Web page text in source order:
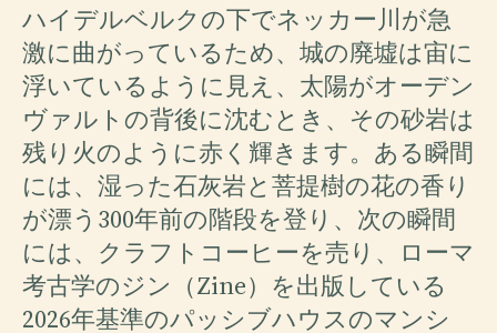
ハイデルベルクの下でネッカー川が急
激に曲がっているため、城の廃墟は宙に
浮いているように見え、太陽がオーデン
ヴァルトの背後に沈むとき、その砂岩は
残り火のように赤く輝きます。ある瞬間
には、湿った石灰岩と菩提樹の花の香り
が漂う300年前の階段を登り、次の瞬間
には、クラフトコーヒーを売り、ローマ
考古学のジン（Zine）を出版している
2026年基準のパッシブハウスのマンシ